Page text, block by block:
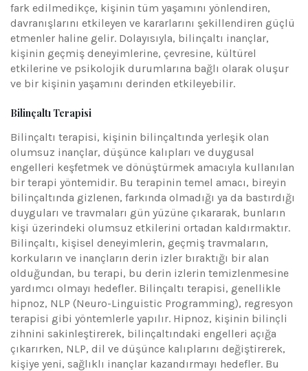
fark edilmedikçe, kişinin tüm yaşamını yönlendiren,
davranışlarını etkileyen ve kararlarını şekillendiren güçlü
etmenler haline gelir. Dolayısıyla, bilinçaltı inançlar,
kişinin geçmiş deneyimlerine, çevresine, kültürel
etkilerine ve psikolojik durumlarına bağlı olarak oluşur
ve bir kişinin yaşamını derinden etkileyebilir.
Bilinçaltı Terapisi
Bilinçaltı terapisi, kişinin bilinçaltında yerleşik olan
olumsuz inançlar, düşünce kalıpları ve duygusal
engelleri keşfetmek ve dönüştürmek amacıyla kullanılan
bir terapi yöntemidir. Bu terapinin temel amacı, bireyin
bilinçaltında gizlenen, farkında olmadığı ya da bastırdığı
duyguları ve travmaları gün yüzüne çıkararak, bunların
kişi üzerindeki olumsuz etkilerini ortadan kaldırmaktır.
Bilinçaltı, kişisel deneyimlerin, geçmiş travmaların,
korkuların ve inançların derin izler bıraktığı bir alan
olduğundan, bu terapi, bu derin izlerin temizlenmesine
yardımcı olmayı hedefler. Bilinçaltı terapisi, genellikle
hipnoz, NLP (Neuro-Linguistic Programming), regresyon
terapisi gibi yöntemlerle yapılır. Hipnoz, kişinin bilinçli
zihnini sakinleştirerek, bilinçaltındaki engelleri açığa
çıkarırken, NLP, dil ve düşünce kalıplarını değiştirerek,
kişiye yeni, sağlıklı inançlar kazandırmayı hedefler. Bu